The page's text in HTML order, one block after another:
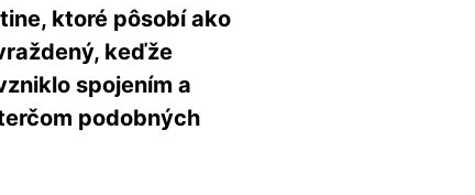
ktoré pôsobí ako
keďže
spojením a
podobných